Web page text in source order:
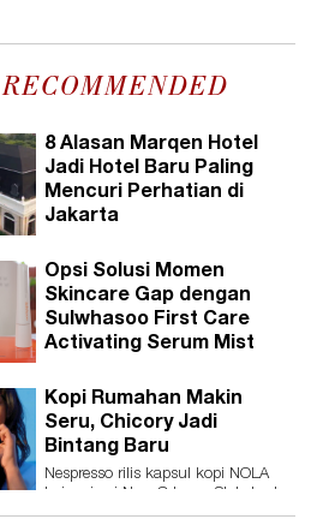
RECOMMENDED
8 Alasan Marqen Hotel
Jadi Hotel Baru Paling
Mencuri Perhatian di
Jakarta
Opsi Solusi Momen
Skincare Gap dengan
Sulwhasoo First Care
Activating Serum Mist
Kopi Rumahan Makin
Seru, Chicory Jadi
Bintang Baru
Nespresso rilis kapsul kopi NOLA
terinspirasi New Orleans-Style Iced
Coffee khas Blue Bottle!